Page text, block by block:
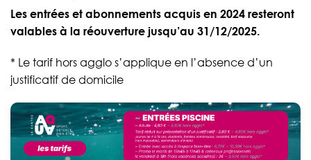
Les entrées et abonnements acquis en 2024 resteront
valables à la réouverture jusqu’au 31/12/2025.
* Le tarif hors agglo s’applique en l’absence d’un
justificatif de domicile